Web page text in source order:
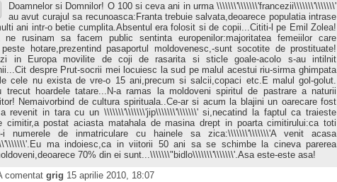
Doamnelor si Domnilor! O 100 si ceva ani in urma \\\\\\\'\\\\\\\'francezii\\\\\\\'\\\\\\\'
au avut curajul sa recunoasca:Franta trebuie salvata,deoarece populatia intrase
ani intr-o betie cumplita.Absentul era folosit si de copii...Cititi-l pe Emil Zolea!
ne rusinam sa facem public sentinta europenilor:majoritatea femeiilor care
peste hotare,prezentind pasaportul moldovenesc,-sunt socotite de prostituate!
in Europa movilite de coji de rasarita si sticle goale-acolo s-au intilnit
despre Prut-socrii mei locuiesc la sud pe malul acestui riu-sirma ghimpata
cele nu exista de vre-o 15 ani,precum si salcii,copaci etc.E malul gol-golut.
trecut hoardele tatare...N-a ramas la moldoveni spiritul de pastrare a naturii
Nemaivorbind de cultura spirituala..Ce-ar si acum la blajini un oarecare fost
revenit in tara cu un \\\\\\\'\\\\\\\'jip\\\\\\\'\\\\\\\' si,necatind la faptul ca traieste
cimitir,a postat aciasta matahala de masina drept in poarta cimitirului:ca toti
i numerele de inmatriculare cu hainele sa zica:\\\\\\\'\\\\\\\'A venit acasa
ma indoiesc,ca in viitorii 50 ani sa se schimbe la cineva parerea
70% din ei sunt...\\\\\\\"bidlo\\\\\\\'\\\\\\\'.Asa este-este asa!
comentat grig 15 aprilie 2010, 18:07